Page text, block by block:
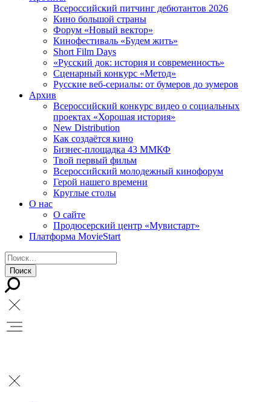
Всероссийский питчинг дебютантов 2026
Кино большой страны
Форум «Новый вектор»
Кинофестиваль «Будем жить»
Short Film Days
«Русский док: история и современность»
Сценарный конкурс «Метод»
Русские веб-сериалы: от бумеров до зумеров
Архив
Всероссийский конкурс видео о социальных
проектах «Хорошая история»
New Distribution
Как создаётся кино
Бизнес-площадка 43 ММКФ
Твой первый фильм
Всероссийский молодежный кинофорум
Герой нашего времени
Круглые столы
О нас
О сайте
Продюсерский центр «Мувистарт»
Платформа MovieStart